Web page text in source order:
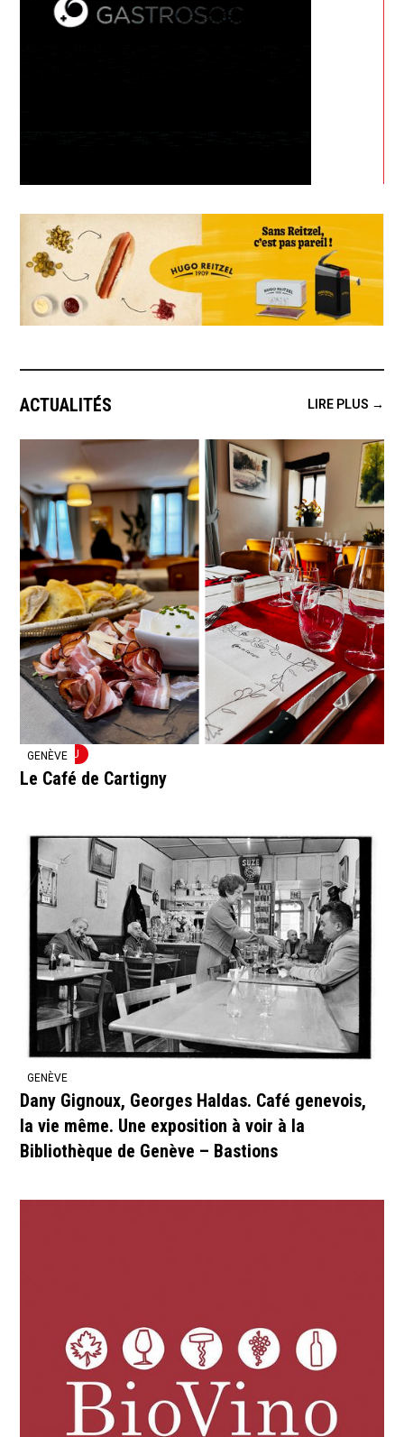
ACTUALITÉS LIRE PLUS →
NOUVEAU
GENÈVE
Le Café de Cartigny
GENÈVE
Dany Gignoux, Georges Haldas. Café genevois,
la vie même. Une exposition à voir à la
Bibliothèque de Genève – Bastions